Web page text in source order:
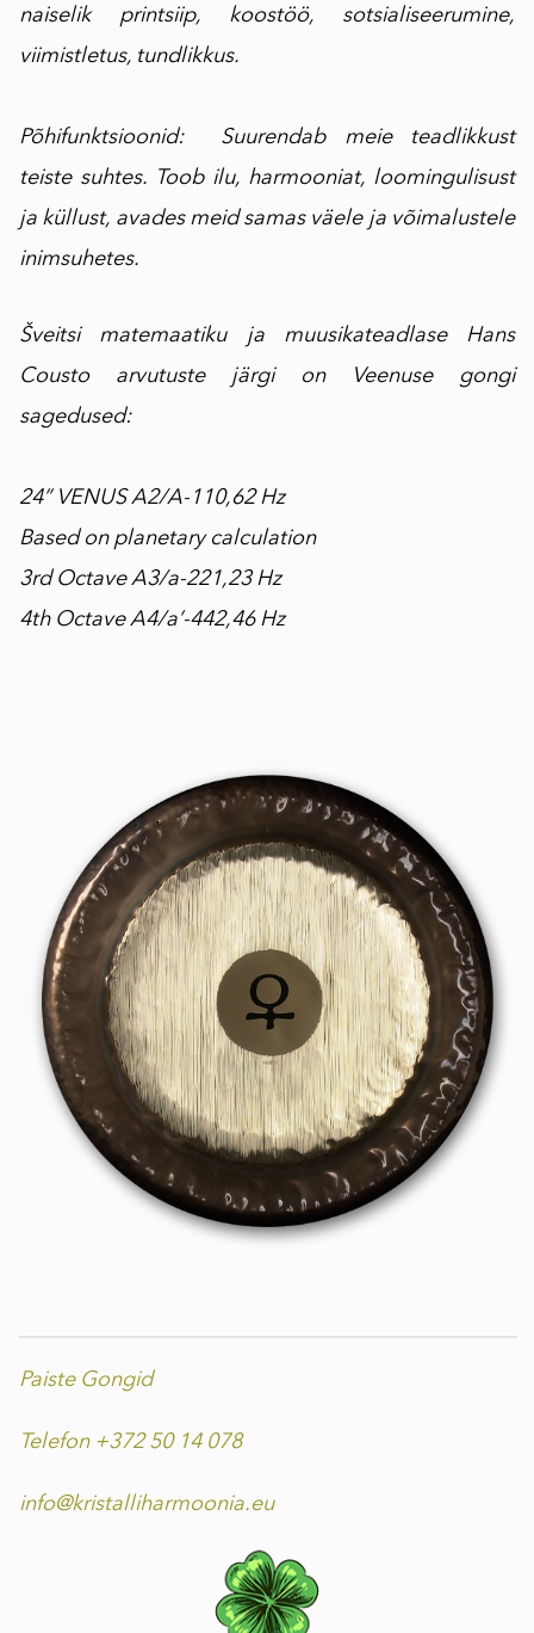
naiselik printsiip, koostöö, sotsialiseerumine,
viimistletus, tundlikkus.
Põhifunktsioonid: Suurendab meie teadlikkust
teiste suhtes. Toob ilu, harmooniat, loomingulisust
ja küllust, avades meid samas väele ja võimalustele
inimsuhetes.
Šveitsi matemaatiku ja muusikateadlase Hans
Cousto arvutuste järgi on Veenuse gongi
sagedused:
24” VENUS A2/A-110,62 Hz
Based on planetary calculation
3rd Octave A3/a-221,23 Hz
4th Octave A4/a’-442,46 Hz
Paiste Gongid
Telefon +372 50 14 078
info@kristalliharmoonia.eu